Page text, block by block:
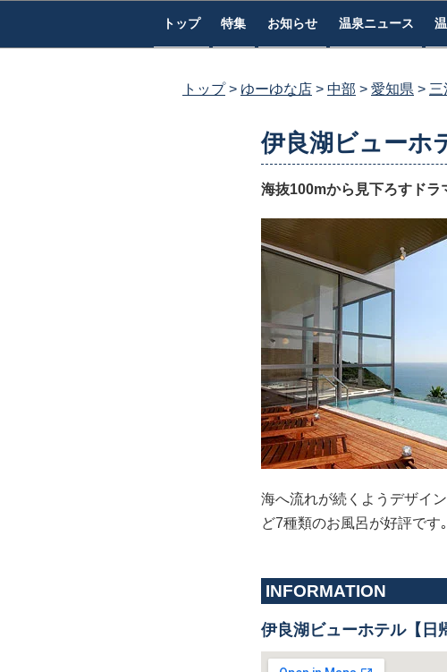
トップ 特集 お知らせ 温泉ニュース
トップ ゆーゆな店 中部 愛知県 三
伊良湖ビューホ
海抜100mから見下ろすドラ
海へ流れが続くようデザイ
ど7種類のお風呂が好評です｡
INFORMATION
伊良湖ビューホテル【日